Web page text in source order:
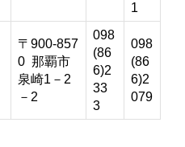
1
〒900-857
0 那覇市
泉崎1－2
－2
098
(86
6)2
33
3
098
(86
6)2
079